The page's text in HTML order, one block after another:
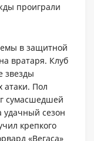
проиграли
в защитной
вратаря. Клуб
звезды
атаки. Пол
сумасшедшей
удачный сезон
крепкого
«Вегаса»